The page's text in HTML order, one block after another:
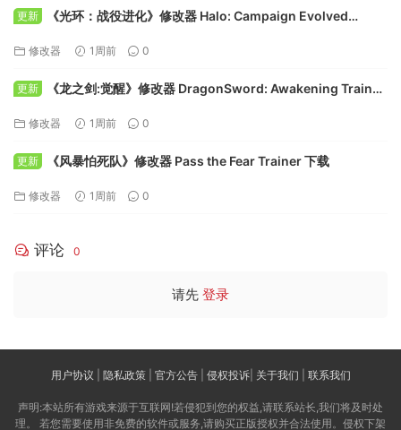
更新
《光环：战役进化》修改器 Halo: Campaign Evolved
修改器 1周前 0
更新
《龙之剑:觉醒》修改器 DragonSword: Awakening Trainer
修改器 1周前 0
更新 《风暴怕死队》修改器 Pass the Fear Trainer 下载
修改器 1周前 0
评论 0
请先 登录
用户协议 隐私政策| 官方公告| 侵权投诉| 关于我们 联系我们
声明:本站所有游戏来源于互联网!若侵犯到您的权益,请联系站长,我们将及时处
理。 若您需要使用非免费的软件或服务,请购买正版授权并合法使用。侵权下架